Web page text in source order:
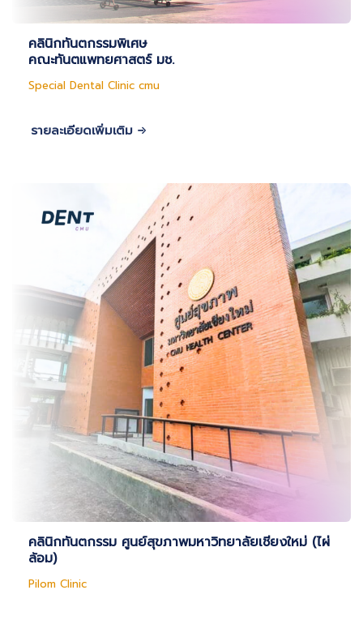
คลินิกทันตกรรมพิเศษ
คณะทันตแพทยศาสตร์ มช.
Special Dental Clinic cmu
รายละเอียดเพิ่มเติม
คลินิกทันตกรรม ศูนย์สุขภาพมหาวิทยาลัยเชียงใหม่ (ไผ่
ล้อม)
Pilom Clinic